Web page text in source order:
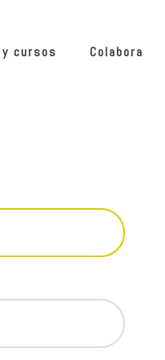
cursos Colabora